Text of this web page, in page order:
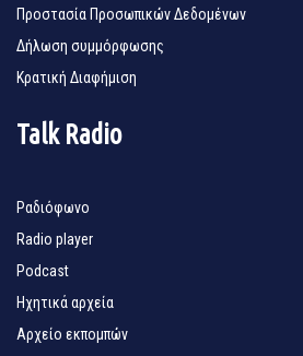
Προστασία Προσωπικών Δεδομένων
Δήλωση συμμόρφωσης
Κρατική Διαφήμιση
Talk Radio
Ραδιόφωνο
Radio player
Podcast
Ηχητικά αρχεία
Αρχείο εκπομπών